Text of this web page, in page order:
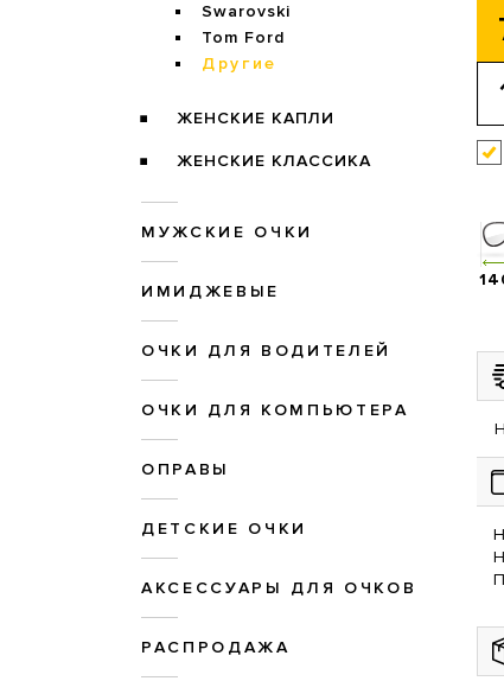
Swarovski
Tom Ford
Другие
ЖЕНСКИЕ КАПЛИ
ЖЕНСКИЕ КЛАССИКА
МУЖСКИЕ ОЧКИ
ИМИДЖЕВЫЕ
ОЧКИ ДЛЯ ВОДИТЕЛЕЙ
ОЧКИ ДЛЯ КОМПЬЮТЕРА
ОПРАВЫ
ДЕТСКИЕ ОЧКИ
АКСЕССУАРЫ ДЛЯ ОЧКОВ
РАСПРОДАЖА